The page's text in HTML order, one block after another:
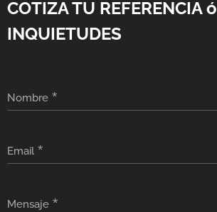
COTIZA TU REFERENCIA ó
INQUIETUDES
Nombre
Email
Mensaje